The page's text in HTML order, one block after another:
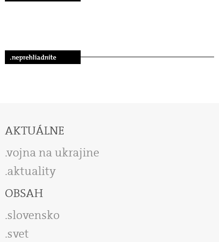
.neprehliadnite
AKTUÁLNE
vojna na ukrajine
aktuality
OBSAH
slovensko
svet